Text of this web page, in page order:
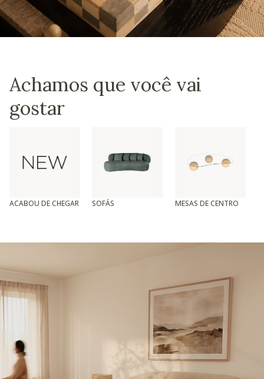
Achamos que você vai
gostar
ACABOU DE CHEGAR SOFÁS MESAS DE CENTRO